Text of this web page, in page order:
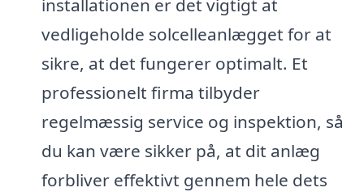
installationen er det vigtigt at
vedligeholde solcelleanlægget for at
sikre, at det fungerer optimalt. Et
professionelt firma tilbyder
regelmæssig service og inspektion, så
du kan være sikker på, at dit anlæg
forbliver effektivt gennem hele dets